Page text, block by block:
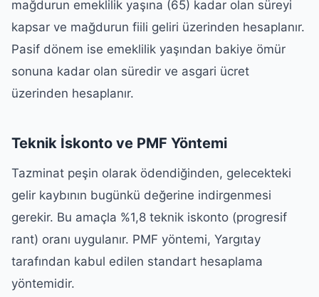
mağdurun emeklilik yaşına (65) kadar olan süreyi
kapsar ve mağdurun fiili geliri üzerinden hesaplanır.
Pasif dönem ise emeklilik yaşından bakiye ömür
sonuna kadar olan süredir ve asgari ücret
üzerinden hesaplanır.
Teknik İskonto ve PMF Yöntemi
Tazminat peşin olarak ödendiğinden, gelecekteki
gelir kaybının bugünkü değerine indirgenmesi
gerekir. Bu amaçla %1,8 teknik iskonto (progresif
rant) oranı uygulanır. PMF yöntemi, Yargıtay
tarafından kabul edilen standart hesaplama
yöntemidir.